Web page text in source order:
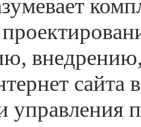
сайта
управления